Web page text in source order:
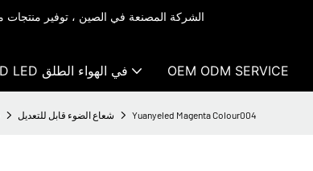
LED LED في الهواء الطلق OEM ODM SERVICE
شعاع الضوء قابل للتعديل Yuanyeled Magenta Colour004